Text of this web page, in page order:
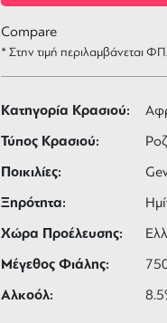
Compare
* Στην τιμή περιλαμβάνεται
Κατηγορία Κρασιού:
Τύπος Κρασιού:
Ποικιλίες:
Ξηρότητα:
Χώρα Προέλευσης:
Μέγεθος Φιάλης:
Αλκοόλ: